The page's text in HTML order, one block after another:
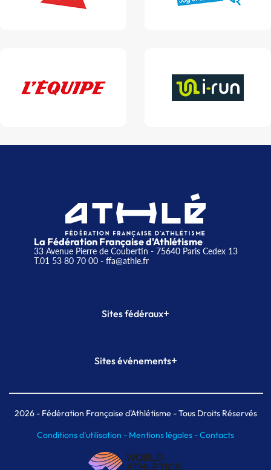
La Fédération Française d'Athlétisme
33 Avenue Pierre de Coubertin - 75640 Paris Cedex 13
T.01 53 80 70 00- ffa@athle.fr
Sites fédéraux+
Plateforme Formation
Sites événements+
Meeting de Paris indoor
MAIF Ekiden de Paris
2026- Fédération Française d'Athlétisme - Tous Droits Réservés
Conditions d'utilisation - Mentions légales -Contacts